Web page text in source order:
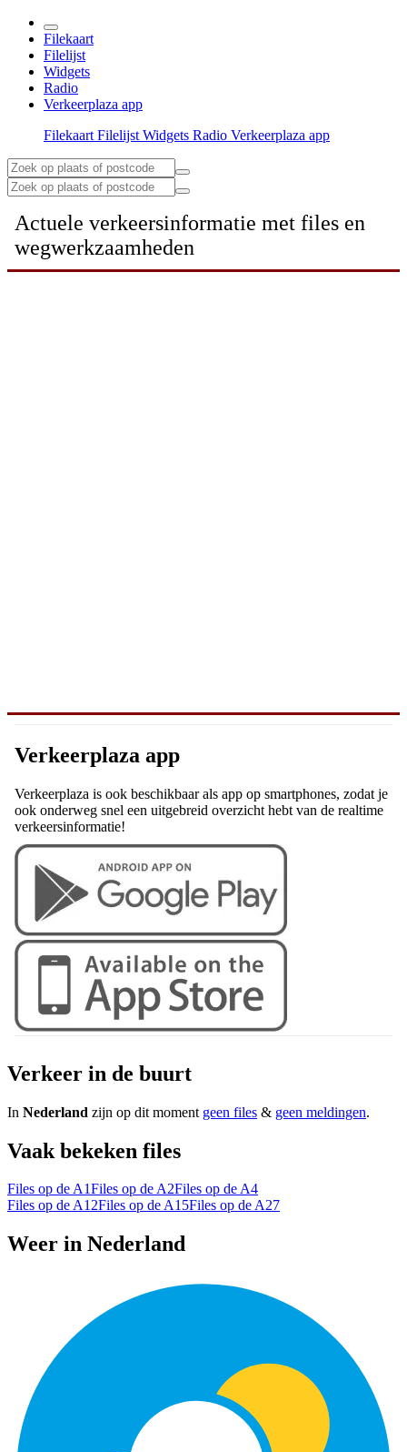
Filekaart
Filelijst
Widgets
Radio
Verkeerplaza app
Filekaart Filelijst Widgets Radio Verkeerplaza app
Actuele verkeersinformatie met files en
wegwerkzaamheden
Verkeerplaza app
Verkeerplaza is ook beschikbaar als app op smartphones, zodat je
ook onderweg snel een uitgebreid overzicht hebt van de realtime
verkeersinformatie!
Verkeer in de buurt
In Nederland zijn op dit moment geen files & geen meldingen.
Vaak bekeken files
Files op de A1Files op de A2Files op de A4
Files op de A12Files op de A15Files op de A27
Weer in Nederland